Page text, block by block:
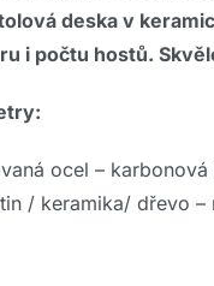
deska v
i počtu hostů.
ocel –
/ keramika/ dřevo